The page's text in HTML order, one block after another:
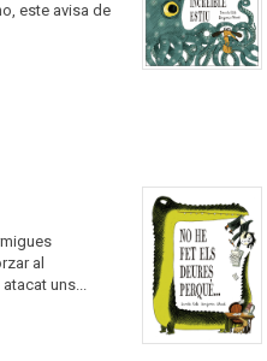
este avisa de
al
uns...